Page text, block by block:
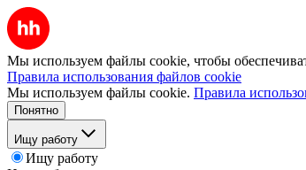
Мы используем файлы cookie, чтобы
Правила использования файлов cookie
Мы используем файлы cookie. Правила
Понятно
Ищу работу
Ищу работу